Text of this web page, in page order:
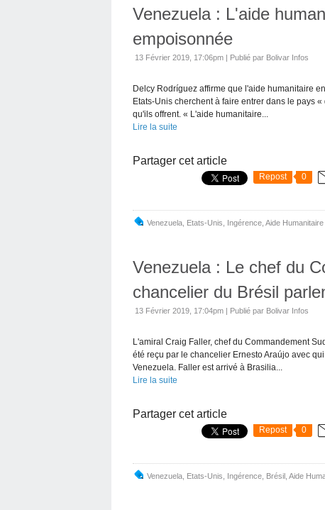
Venezuela : L'aide
empoisonnée
13 Février 2019, 17:06pm | Publié par Bolivar Infos
Delcy Rodríguez affirme que l'aide humanitaire
Etats-Unis cherchent à faire entrer dans le pays
qu'ils offrent. « L'aide humanitaire...
Lire la suite
Partager cet article
Repost 0
Venezuela Etats-Unis Ingérence Aide Humanitaire
Venezuela : Le chef du
chancelier du Brésil
13 Février 2019, 17:04pm | Publié par Bolivar Infos
L'amiral Craig Faller, chef du Commandement
été reçu par le chancelier Ernesto Araújo avec
Venezuela. Faller est arrivé à Brasilia...
Lire la suite
Partager cet article
Repost 0
Venezuela Etats-Unis Ingérence Brésil Aide